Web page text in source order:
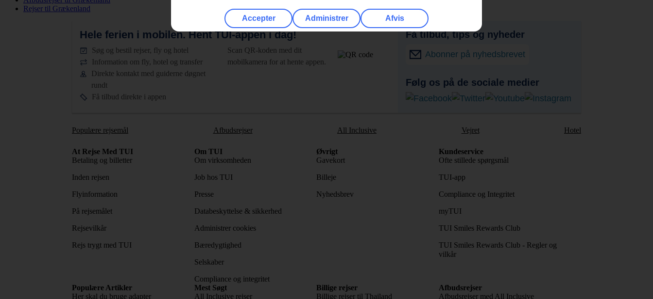
Rejser til Grækenland
Hele ferien i mobilen.Hent TUI-appen i dag!
Søg og bestil rejser, fly og hotel
Information om fly, hotel og transfer
Direkte kontakt med guiderne døgnet
rundt
Få tilbud direkte i appen
Scan QR-koden med dit
mobilkamera for at hente appen.
Få tilbud, tips og nyheder
Abonner på nyhedsbrevet
Følg os på de sociale medier
Populære rejsemål Afbudsrejser All Inclusive Vejret Hotel
At Rejse Med TUI
Betaling og billetter
Inden rejsen
Flyinformation
På rejsemålet
Rejsevilkår
Rejs trygt med TUI
Om TUI
Om virksomheden
Job hos TUI
Presse
Databeskyttelse & sikkerhed
Administrer cookies
Bæredygtighed
Selskaber
Compliance og integritet
Øvrigt
Gavekort
Billeje
Nyhedsbrev
Kundeservice
Ofte stillede spørgsmål
TUI-app
Compliance og Integritet
myTUI
TUI Smiles Rewards Club
TUI Smiles Rewards Club - Regler og
vilkår
Populære Artikler
Her skal du bruge adapter
Mest Søgt
All Inclusive rejser
Billige rejser
Billige rejser til Thailand
Afbudsrejser
Afbudsrejser med All Inclusive
Accepter Administrer Afvis